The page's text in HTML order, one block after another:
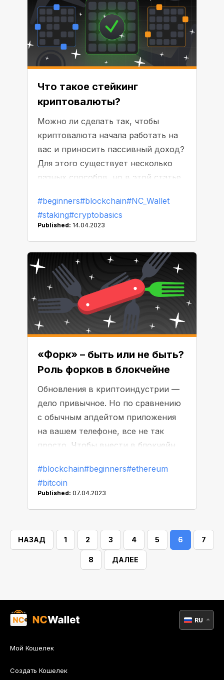
Что такое стейкинг
криптовалюты?
Можно ли сделать так, чтобы
криптовалюта начала работать на
вас и приносить пассивный доход?
Для этого существует несколько
разных способов, но в этой статье
"стейкинга". Как работает стейкинг
и насколько он безопасен? Давайте
#beginners#blockchain#NC_Wallet
#staking#cryptobasics
Published: 14.04.2023
«Форк» – быть или не быть?
Роль форков в блокчейне
Обновления в криптоиндустрии —
дело привычное. Но по сравнению
с обычным апдейтом приложения
на вашем телефоне, все не так
просто. Чтобы внести в блокчейн
консенсуса, что само по себе
непростая задача. Оказавшись на
лучше выбрать.
#blockchain#beginners#ethereum
#bitcoin
Published: 07.04.2023
НАЗАД 1 2 3 4 5 6 7
8 ДАЛЕЕ
Мой Кошелек
Создать Кошелек
RU